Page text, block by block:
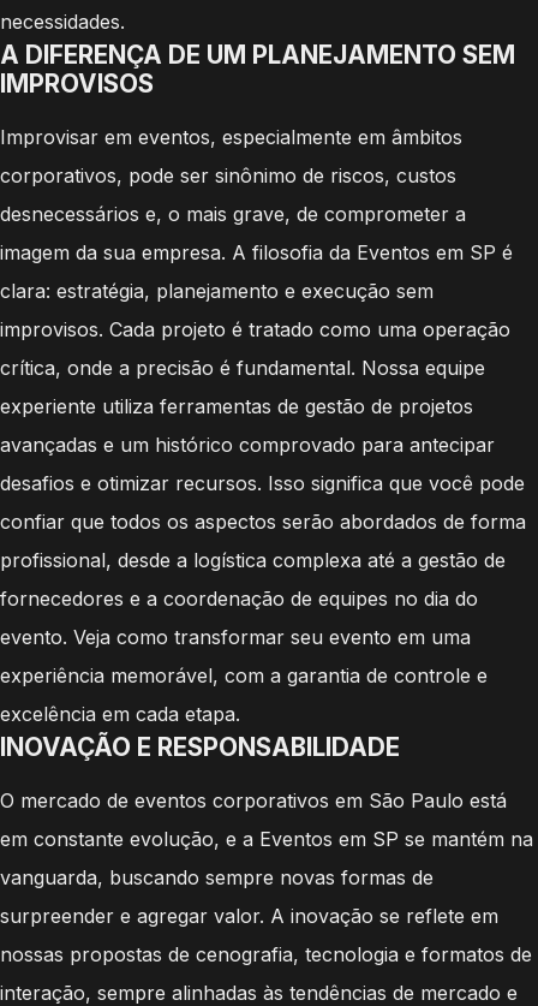
necessidades.
A DIFERENÇA DE UM PLANEJAMENTO SEM
IMPROVISOS
Improvisar em eventos, especialmente em âmbitos
corporativos, pode ser sinônimo de riscos, custos
desnecessários e, o mais grave, de comprometer a
imagem da sua empresa. A filosofia da Eventos em SP é
clara: estratégia, planejamento e execução sem
improvisos. Cada projeto é tratado como uma operação
crítica, onde a precisão é fundamental. Nossa equipe
experiente utiliza ferramentas de gestão de projetos
avançadas e um histórico comprovado para antecipar
desafios e otimizar recursos. Isso significa que você pode
confiar que todos os aspectos serão abordados de forma
profissional, desde a logística complexa até a gestão de
fornecedores e a coordenação de equipes no dia do
evento. Veja como transformar seu evento em uma
experiência memorável, com a garantia de controle e
excelência em cada etapa.
INOVAÇÃO E RESPONSABILIDADE
O mercado de eventos corporativos em São Paulo está
em constante evolução, e a Eventos em SP se mantém na
vanguarda, buscando sempre novas formas de
surpreender e agregar valor. A inovação se reflete em
nossas propostas de cenografia, tecnologia e formatos de
interação, sempre alinhadas às tendências de mercado e